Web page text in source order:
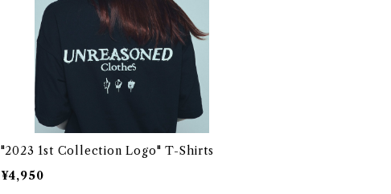
"2023 1st Collection Logo" T-Shirts
¥4,950